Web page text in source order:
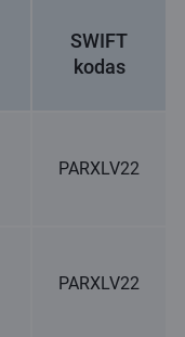
SWIFT
kodas
PARXLV22
PARXLV22